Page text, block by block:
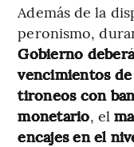
Además de la
peronismo,
Gobierno
vencimientos
tironeos con
monetario, el
encajes en el